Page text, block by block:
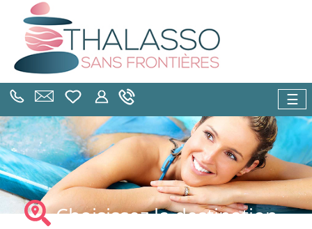
☰
Choisissez la destination